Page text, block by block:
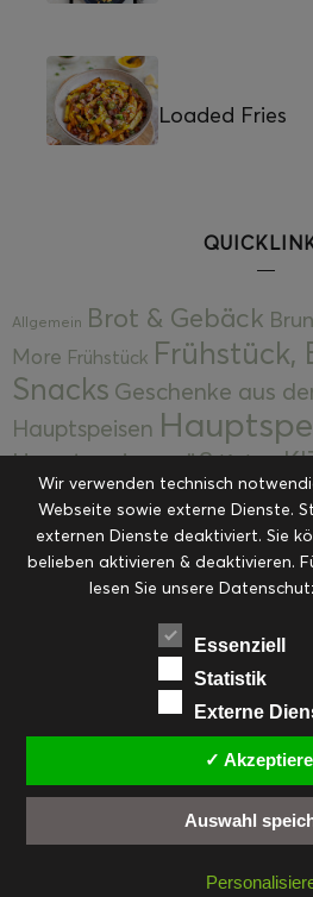
Loaded Fries
Allgemein Brot & Gebäck
More Frühstück Frühstück,
Snacks Geschenke aus
Hauptspeisen
Hauptspeisen süßKekse
Kuchen, Torten &
Desserts Kulinarik
Eingemachtes Ohne
RezepteSaisonal
Suppen, Salate &
Vorspeisen, Salate
Weihnachten Workshops &
FACEBOOK
INSTAGRAM
Wir verwenden technisch
Webseite sowie externe Dienste.
externen Dienste deaktiviert. Sie
belieben aktivieren & deaktivieren.
lesen Sie unsere
Essenziell
Statistik
Externe
✓
Auswahl